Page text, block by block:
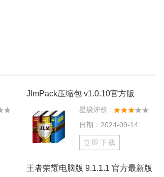
JlmPack压缩包 v1.0.10官方版
星级评价 :
日期：2024-09-14
立即下载
王者荣耀电脑版 9.1.1.1 官方最新版